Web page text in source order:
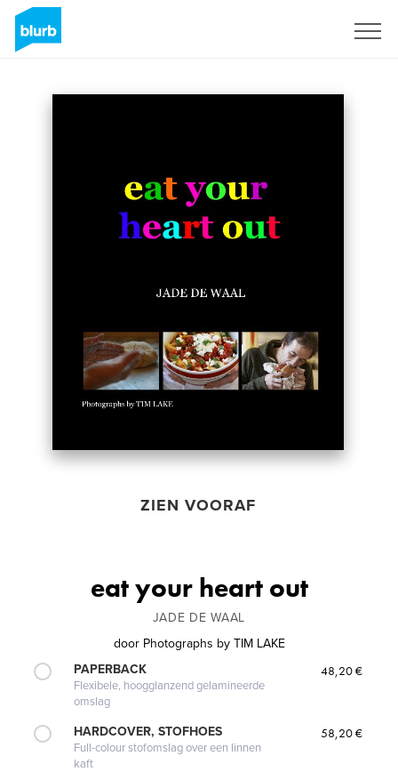
ZIEN VOORAF
eat your heart out
JADE DE WAAL
door Photographs by TIM LAKE
PAPERBACK
Flexibele, hoogglanzend gelamineerde
omslag
48,20 €
HARDCOVER, STOFHOES
Full-colour stofomslag over een linnen
kaft
58,20 €